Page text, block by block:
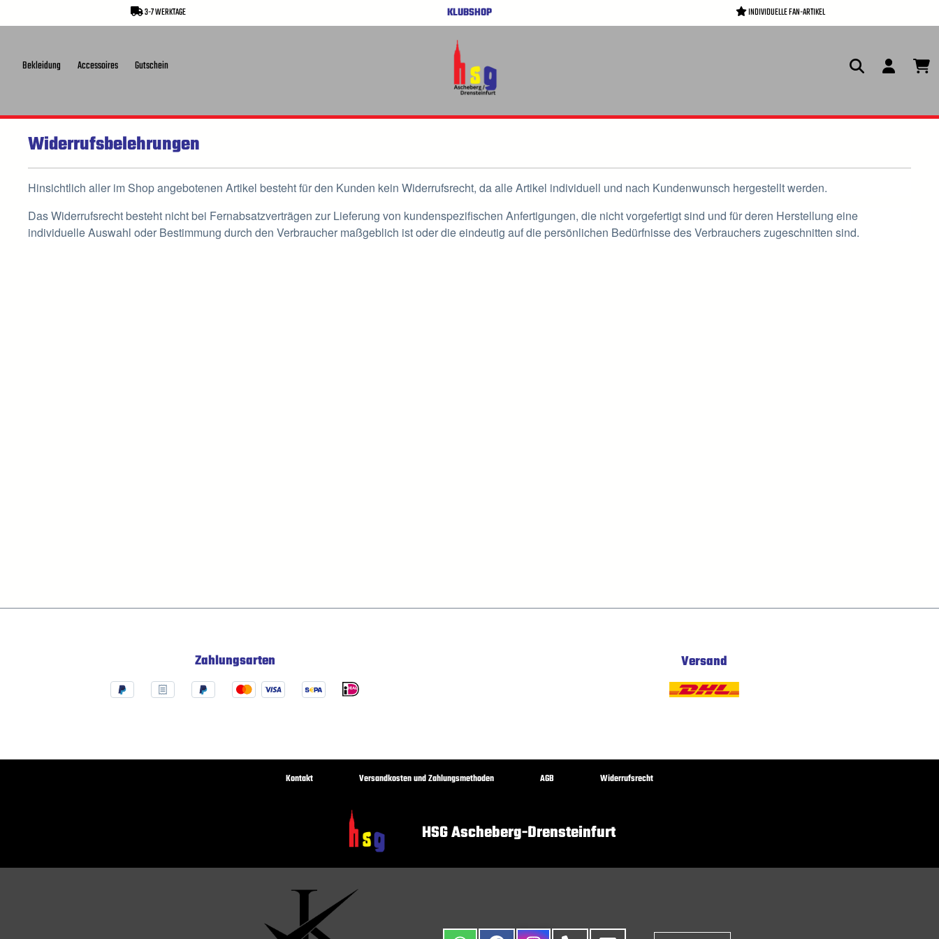
Zur Hauptnavigation springen3-7 WERKTAGE KLUBSHOP INDIVIDUELLE FAN-ARTIKEL
Bekleidung Accessoires Gutschein
Widerrufsbelehrungen
Hinsichtlich aller im Shop angebotenen Artikel besteht für den Kunden kein Widerrufsrecht, da alle Artikel individuell und nach Kundenwunsch hergestellt werden.
Das Widerrufsrecht besteht nicht bei Fernabsatzverträgen zur Lieferung von kundenspezifischen Anfertigungen, die nicht vorgefertigt sind und für deren Herstellung eine
individuelle Auswahl oder Bestimmung durch den Verbraucher maßgeblich ist oder die eindeutig auf die persönlichen Bedürfnisse des Verbrauchers zugeschnitten sind.
Zahlungsarten Versand
Kontakt Versandkosten und Zahlungsmethoden AGB Widerrufsrecht
HSG Ascheberg-Drensteinfurt